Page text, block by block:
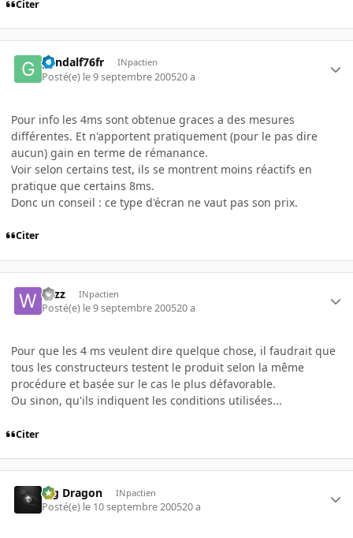
Citer
gandalf76fr INpactien
Posté(e) le 9 septembre 200520 a
Pour info les 4ms sont obtenue graces a des mesures
différentes. Et n'apportent pratiquement (pour le pas dire
aucun) gain en terme de rémanance.
Voir selon certains test, ils se montrent moins réactifs en
pratique que certains 8ms.
Donc un conseil : ce type d'écran ne vaut pas son prix.
Citer
wizz INpactien
Posté(e) le 9 septembre 200520 a
Pour que les 4 ms veulent dire quelque chose, il faudrait que
tous les constructeurs testent le produit selon la même
procédure et basée sur le cas le plus défavorable.
Ou sinon, qu'ils indiquent les conditions utilisées...
Citer
Big Dragon INpactien
Posté(e) le 10 septembre 200520 a